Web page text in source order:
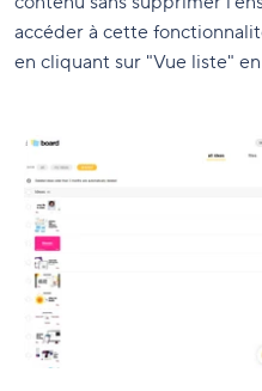
accéder à cette
en cliquant sur "Vue liste"